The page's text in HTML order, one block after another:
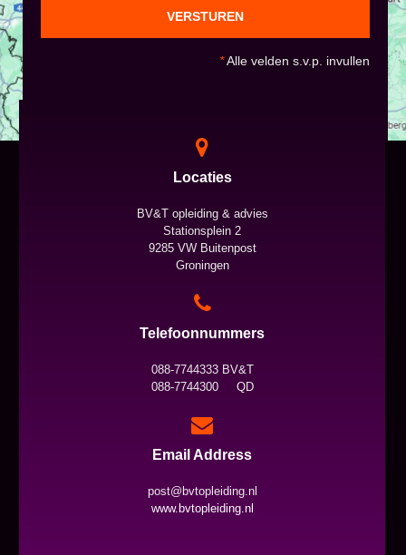
VERSTUREN
*Alle velden s.v.p. invullen
Locaties
BV&T opleiding & advies
Stationsplein 2
9285 VW Buitenpost
Groningen
Telefoonnummers
088-7744333 BV&T
088-7744300 QD
Email Address
post@bvtopleiding.nl
www.bvtopleiding.nl